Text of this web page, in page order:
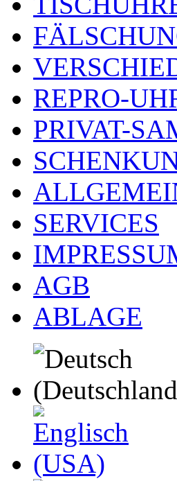
REPRO-
PRIVAT-
SERVICES
AGB
ABLAGE